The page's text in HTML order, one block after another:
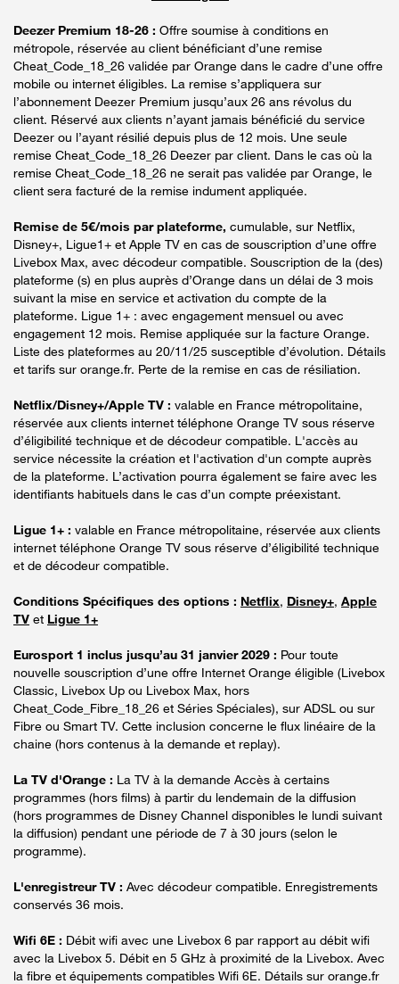
Deezer Premium 18-26 : Offre soumise à conditions en
métropole, réservée au client bénéficiant d’une remise
Cheat_Code_18_26 validée par Orange dans le cadre d’une offre
mobile ou internet éligibles. La remise s’appliquera sur
l’abonnement Deezer Premium jusqu’aux 26 ans révolus du
client. Réservé aux clients n’ayant jamais bénéficié du service
Deezer ou l’ayant résilié depuis plus de 12 mois. Une seule
remise Cheat_Code_18_26 Deezer par client. Dans le cas où la
remise Cheat_Code_18_26 ne serait pas validée par Orange, le
client sera facturé de la remise indument appliquée.
Remise de 5€/mois par plateforme, cumulable, sur Netflix,
Disney+, Ligue1+ et Apple TV en cas de souscription d’une offre
Livebox Max, avec décodeur compatible. Souscription de la (des)
plateforme (s) en plus auprès d’Orange dans un délai de 3 mois
suivant la mise en service et activation du compte de la
plateforme. Ligue 1+ : avec engagement mensuel ou avec
engagement 12 mois. Remise appliquée sur la facture Orange.
Liste des plateformes au 20/11/25 susceptible d’évolution. Détails
et tarifs sur orange.fr. Perte de la remise en cas de résiliation.
Netflix/Disney+/Apple TV : valable en France métropolitaine,
réservée aux clients internet téléphone Orange TV sous réserve
d’éligibilité technique et de décodeur compatible. L'accès au
service nécessite la création et l'activation d'un compte auprès
de la plateforme. L’activation pourra également se faire avec les
identifiants habituels dans le cas d’un compte préexistant.
Ligue 1+ : valable en France métropolitaine, réservée aux clients
internet téléphone Orange TV sous réserve d’éligibilité technique
et de décodeur compatible.
Conditions Spécifiques des options : Netflix, Disney+, Apple
TV et Ligue 1+
Eurosport 1 inclus jusqu’au 31 janvier 2029 : Pour toute
nouvelle souscription d’une offre Internet Orange éligible (Livebox
Classic, Livebox Up ou Livebox Max, hors
Cheat_Code_Fibre_18_26 et Séries Spéciales), sur ADSL ou sur
Fibre ou Smart TV. Cette inclusion concerne le flux linéaire de la
chaine (hors contenus à la demande et replay).
La TV d'Orange : La TV à la demande Accès à certains
programmes (hors films) à partir du lendemain de la diffusion
(hors programmes de Disney Channel disponibles le lundi suivant
la diffusion) pendant une période de 7 à 30 jours (selon le
programme).
L'enregistreur TV : Avec décodeur compatible. Enregistrements
conservés 36 mois.
Wifi 6E : Débit wifi avec une Livebox 6 par rapport au débit wifi
avec la Livebox 5. Débit en 5 GHz à proximité de la Livebox. Avec
la fibre et équipements compatibles Wifi 6E. Détails sur orange.fr